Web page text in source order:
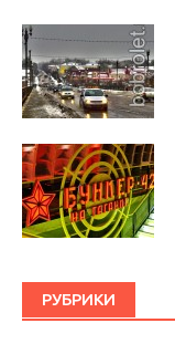
РУБРИКИ